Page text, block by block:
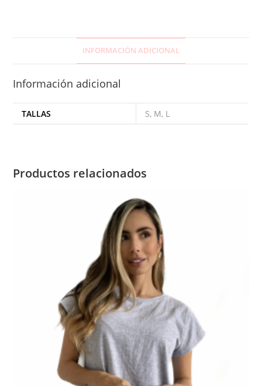
INFORMACIÓN ADICIONAL
Información adicional
TALLAS S, M, L
Productos relacionados